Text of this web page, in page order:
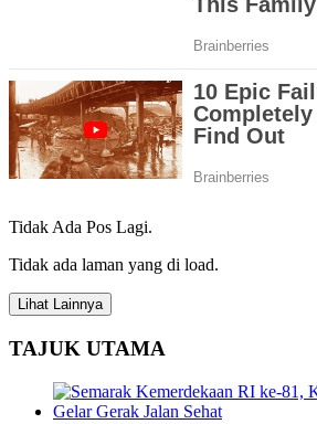
Tidak Ada Pos Lagi.
Tidak ada laman yang di load.
Lihat Lainnya
TAJUK UTAMA